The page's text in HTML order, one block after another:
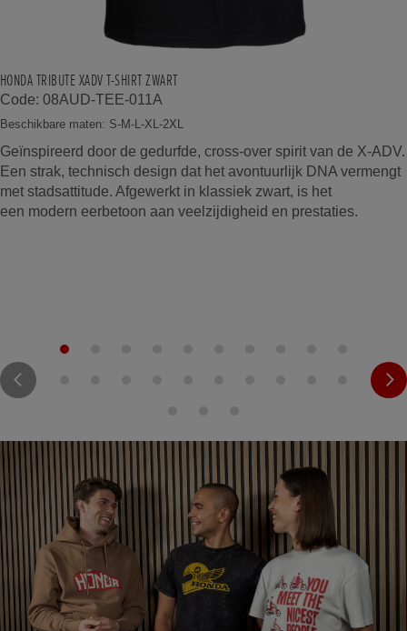
HONDA TRIBUTE XADV T-SHIRT ZWART
Code: 08AUD-TEE-011A
Beschikbare maten: S-M-L-XL-2XL
Geïnspireerd door de gedurfde, cross-over spirit van de X-ADV.
Een strak, technisch design dat het avontuurlijk DNA vermengt
met stadsattitude. Afgewerkt in klassiek zwart, is het
een modern eerbetoon aan veelzijdigheid en prestaties.